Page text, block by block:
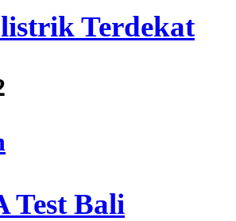
Terdekat
Test Bali